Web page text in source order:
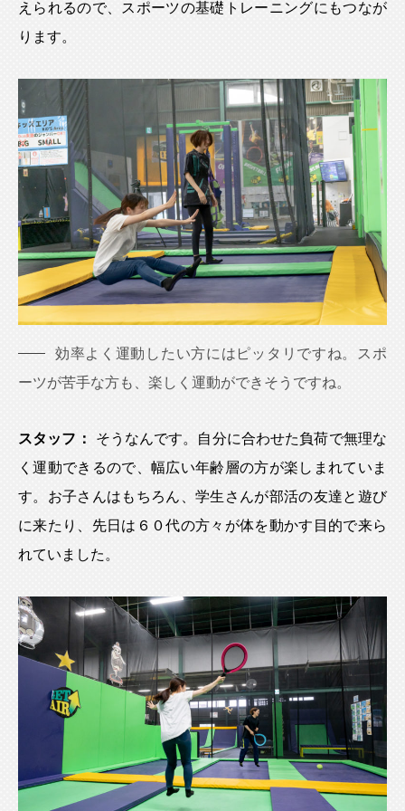
えられるので、スポーツの基礎トレーニングにもつなが
ります。
効率よく運動したい方にはピッタリですね。スポ
ーツが苦手な方も、楽しく運動ができそうですね。
スタッフ：
そうなんです。自分に合わせた負荷で無理な
く運動できるので、幅広い年齢層の方が楽しまれていま
す。お子さんはもちろん、学生さんが部活の友達と遊び
に来たり、先日は６０代の方々が体を動かす目的で来ら
れていました。